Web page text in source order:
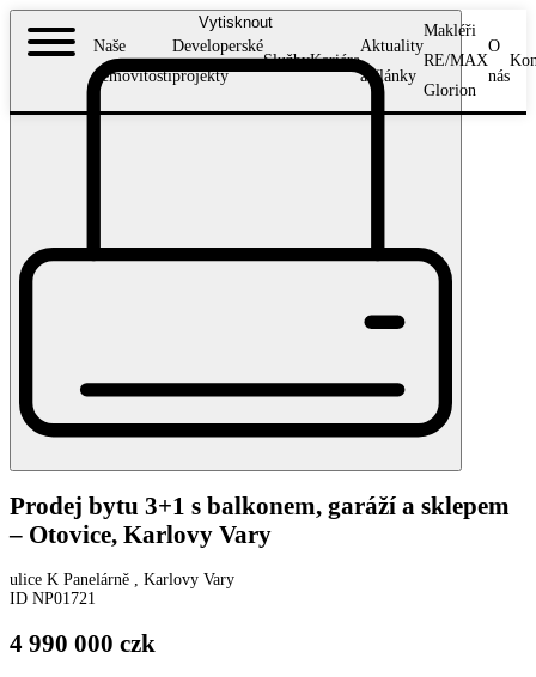
Naše
nemovitosti
Developerské
projekty
SlužbyKariéra
Aktuality
a články
Makléři
RE/MAX
Glorion
O
nás
Vytisknout
Prodej bytu 3+1 s balkonem, garáží a sklepem
– Otovice, Karlovy Vary
ulice K Panelárně
Karlovy Vary
ID NP01721
4 990 000 czk